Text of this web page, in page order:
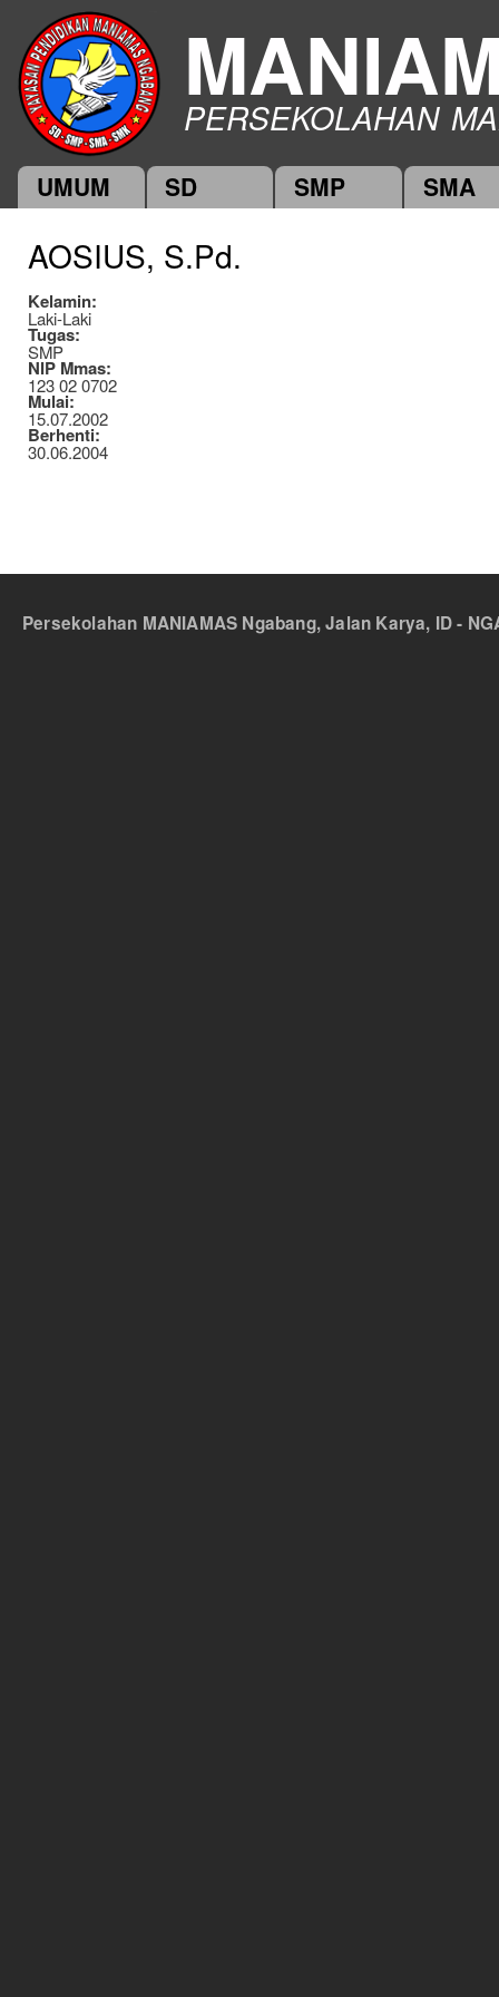
PERSEKOLAHAN
Main menu
UMUM SD SMP SMA
AOSIUS, S.Pd.
Kelamin:
Laki-Laki
Tugas:
SMP
NIP Mmas:
123 02 0702
Mulai:
15.07.2002
Berhenti:
30.06.2004
Persekolahan MANIAMAS Ngabang, Jalan Karya, ID -